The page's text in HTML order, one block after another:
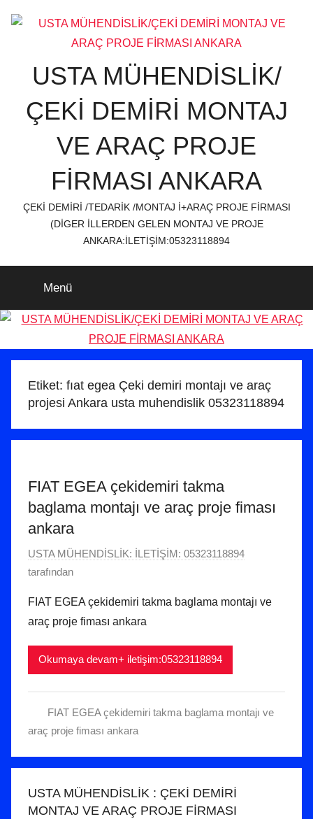
atla
USTA MÜHENDİSLİK/
ÇEKİ DEMİRİ MONTAJ
VE ARAÇ PROJE
FİRMASI ANKARA
ÇEKİ DEMİRİ /TEDARİK /MONTAJ İ+ARAÇ PROJE FİRMASI
(DİGER İLLERDEN GELEN MONTAJ VE PROJE
ANKARA:İLETİŞİM:05323118894
Menü
Etiket: fıat egea Çeki demiri montajı ve araç
projesi Ankara usta muhendislik 05323118894
FIAT EGEA çekidemiri takma
baglama montajı ve araç proje fiması
ankara
2
0
ğ
u
s
0
4
t
a
USTA MÜHENDİSLİK: İLETİŞİM: 05323118894
tarafından
FIAT EGEA çekidemiri takma baglama montajı ve
araç proje fiması ankara
Okumaya devam+ iletişim:05323118894
FIAT EGEA çekidemiri takma baglama montajı ve
araç proje fiması ankara
USTA MÜHENDİSLİK : ÇEKİ DEMİRİ
MONTAJ VE ARAÇ PROJE FİRMASI